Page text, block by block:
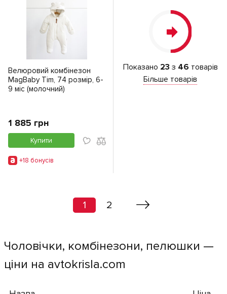
Велюровий комбінезон
MagBaby Tim, 74 розмір, 6-
9 міс (молочний)
1 885 грн
Купити
+18 бонусiв
Показано 23 з 46 товарів
Більше товарів
1 2
Чоловічки, комбінезони, пелюшки —
ціни на avtokrisla.com